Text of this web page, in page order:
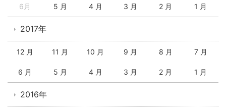
6月 5 月 4 月 3 月 2 月 1 月
2017年
12 月 11 月 10 月 9 月 8 月 7 月
6 月 5 月 4 月 3 月 2 月 1 月
2016年